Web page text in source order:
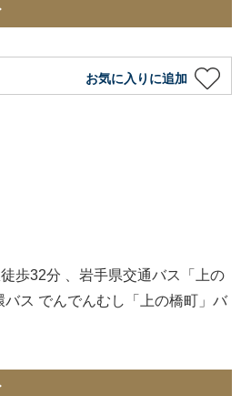
お気に入りに追加
歩32分 、岩手県交通バス「上の
ス でんでんむし「上の橋町」バ